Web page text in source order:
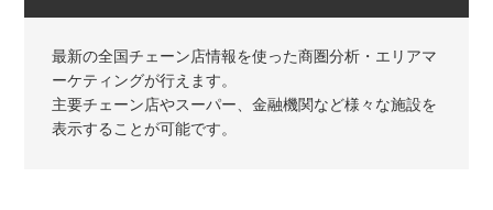
最新の全国チェーン店情報を使った商圏分析・エリアマ
ーケティングが行えます。
主要チェーン店やスーパー、金融機関など様々な施設を
表示することが可能です。